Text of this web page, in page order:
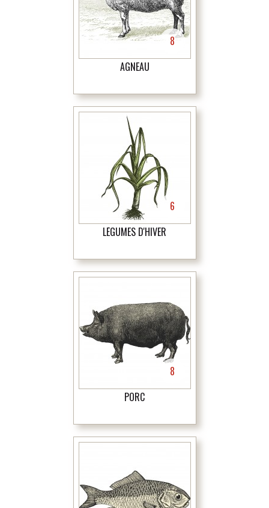
AGNEAU
8
LÉGUMES D'HIVER
6
PORC
8